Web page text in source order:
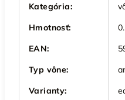
Kategória:
Hmotnosť:
EAN:
Typ vône:
Varianty: